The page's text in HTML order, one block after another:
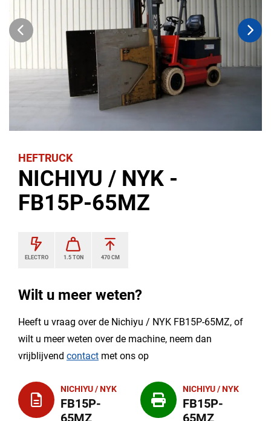
HEFTRUCK
NICHIYU / NYK -
FB15P-65MZ
ELECTRO 1.5 TON 470 CM
Wilt u meer weten?
Heeft u vraag over de Nichiyu / NYK FB15P-65MZ, of
wilt u meer weten over de machine, neem dan
vrijblijvend contact met ons op
NICHIYU / NYK
FB15P-
65MZ
NICHIYU / NYK
FB15P-
65MZ